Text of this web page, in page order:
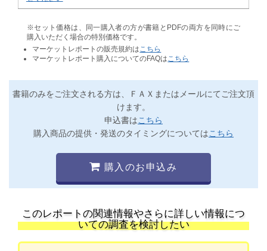
※セット価格は、同一購入者の方が書籍とPDFの両方を同時にご
購入いただく場合の特別価格です。
マーケットレポートの販売規約は こちら
マーケットレポート購入についてのFAQは こちら
書籍のみをご注文される方は、ＦＡＸまたはメールにてご注文頂
けます。
申込書はこちら
購入商品の提供・発送のタイミングについてはこちら
購入のお申込み
このレポートの関連情報やさらに詳しい情報につ
いての調査を検討したい